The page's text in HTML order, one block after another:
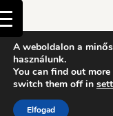
A weboldalon a
használunk.
You can find out
switch them off in
Elfogad